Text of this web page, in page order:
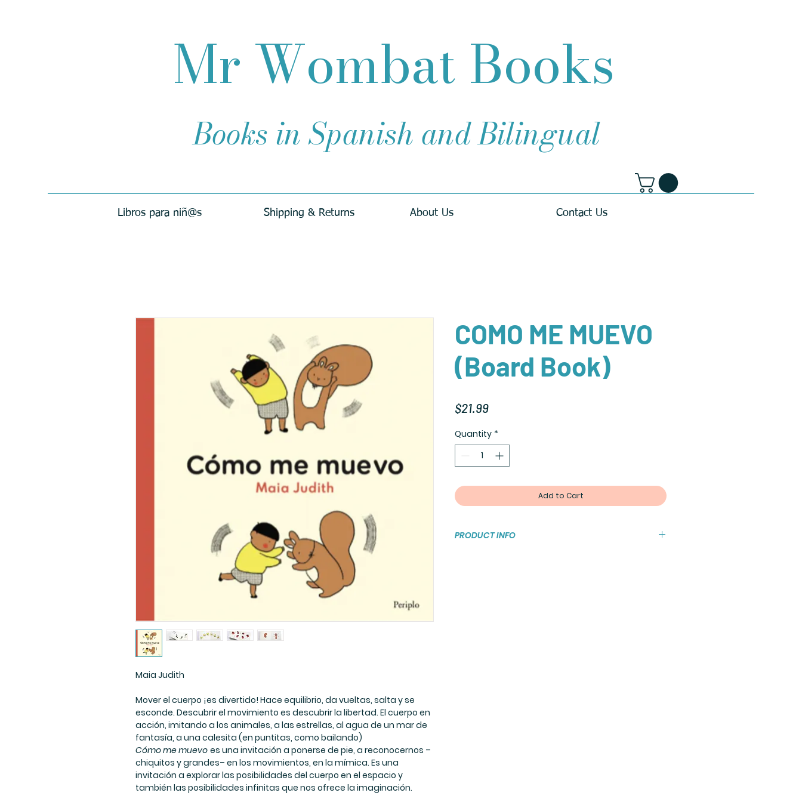
Mr Wombat Books
Books in Spanish and Bilingual
Libros para niñ@s Shipping & Returns About Us Contact Us
Maia Judith
Mover el cuerpo ¡es divertido! Hace equilibrio, da vueltas, salta y se
esconde. Descubrir el movimiento es descubrir la libertad. El cuerpo en
acción, imitando a los animales, a las estrellas, al agua de un mar de
fantasía, a una calesita (en puntitas, como bailando)
Cómo me muevo es una invitación a ponerse de pie, a reconocernos –
chiquitos y grandes– en los movimientos, en la mímica. Es una
invitación a explorar las posibilidades del cuerpo en el espacio y
también las posibilidades infinitas que nos ofrece la imaginación.
COMO ME MUEVO
(Board Book)
$21.99Price
Quantity *
Add to Cart
PRODUCT INFO